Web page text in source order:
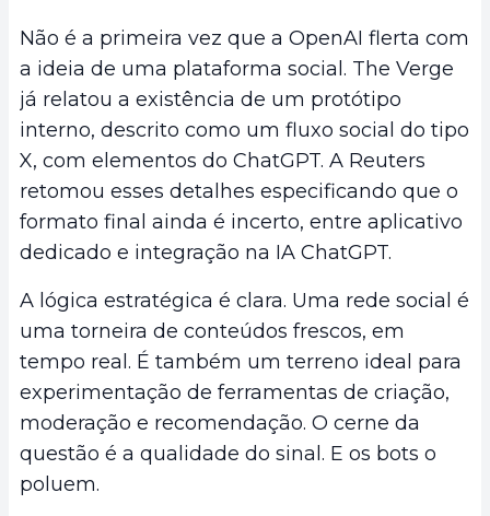
Não é a primeira vez que a OpenAI flerta com
a ideia de uma plataforma social. The Verge
já relatou a existência de um protótipo
interno, descrito como um fluxo social do tipo
X, com elementos do ChatGPT. A Reuters
retomou esses detalhes especificando que o
formato final ainda é incerto, entre aplicativo
dedicado e integração na IA ChatGPT.
A lógica estratégica é clara. Uma rede social é
uma torneira de conteúdos frescos, em
tempo real. É também um terreno ideal para
experimentação de ferramentas de criação,
moderação e recomendação. O cerne da
questão é a qualidade do sinal. E os bots o
poluem.